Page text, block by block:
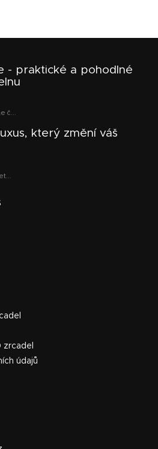
- praktické a pohodlné
č...
který změní váš
zrcadel
údajů